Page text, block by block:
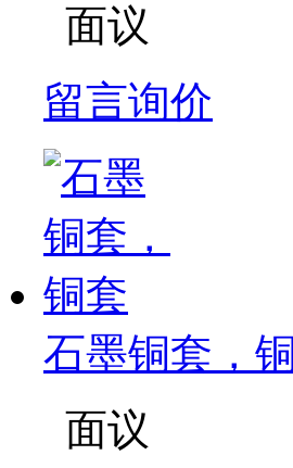
面议
留言询价
石墨铜套，铜
面议